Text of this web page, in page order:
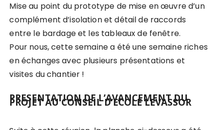
Mise au point du prototype de mise en œuvre d’un
complément d’isolation et détail de raccords
entre le bardage et les tableaux de fenêtre.
Pour nous, cette semaine a été une semaine riches
en échanges avec plusieurs présentations et
visites du chantier !
PRESENTATION DE L’AVANCEMENT DU
PROJET AU CONSEIL D’ECOLE LEVASSOR